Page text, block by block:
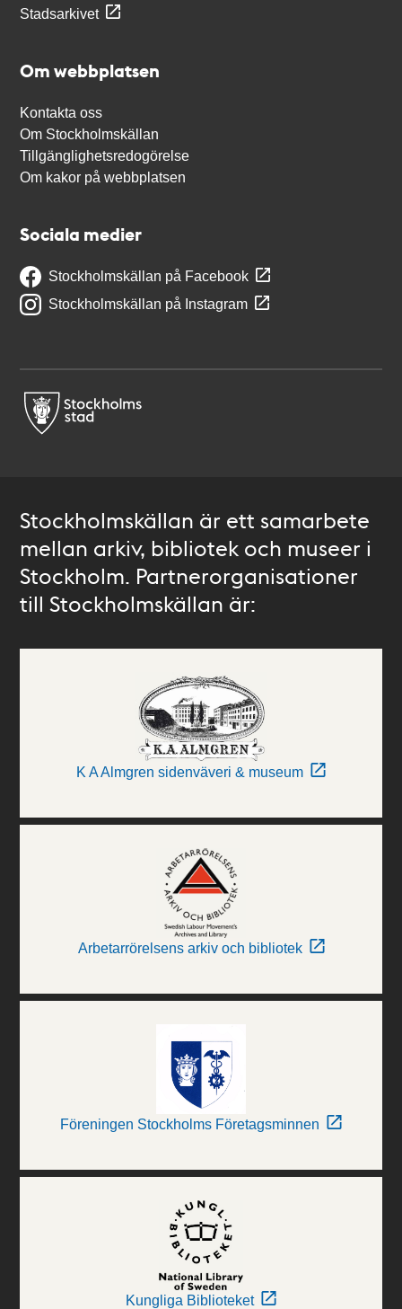
Stadsarkivet
Om webbplatsen
Kontakta oss
Om Stockholmskällan
Tillgänglighetsredogörelse
Om kakor på webbplatsen
Sociala medier
Stockholmskällan på Facebook
Stockholmskällan på Instagram
Stockholmskällan är ett samarbete
mellan arkiv, bibliotek och museer i
Stockholm. Partnerorganisationer
till Stockholmskällan är:
K A Almgren sidenväveri & museum
Arbetarrörelsens arkiv och bibliotek
Föreningen Stockholms Företagsminnen
Kungliga Biblioteket